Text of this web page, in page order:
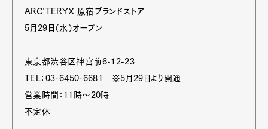
ARC’TERYX 原宿ブランドストア
5月29日（水）オープン
東京都渋谷区神宮前6-12-23
TEL：03-6450-6681 ※5月29日より開通
営業時間：11時～20時
不定休